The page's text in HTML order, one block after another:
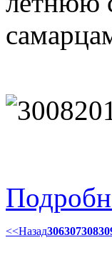
<<Назад306307308